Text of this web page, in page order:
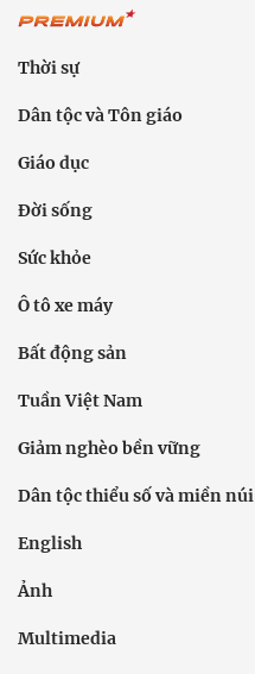
Thời sự
Dân tộc và Tôn giáo
Giáo dục
Đời sống
Sức khỏe
Ô tô xe máy
Bất động sản
Tuần Việt Nam
Giảm nghèo bền vững
Dân tộc thiểu số và miền núi
English
Ảnh
Multimedia